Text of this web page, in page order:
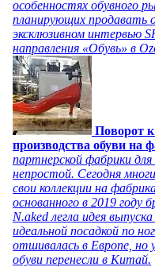
особенностях обувного
планирующих продавать
эксклюзивном интервью
направления «Обувь» в
Поворот
производства обуви на
партнерской фабрики
непростой. Сегодня
свои коллекции на
основанного в 2019 году
N.aked легла идея
идеальной посадкой по
отшивалась в Европе, но
обуви перенесли в Китай.